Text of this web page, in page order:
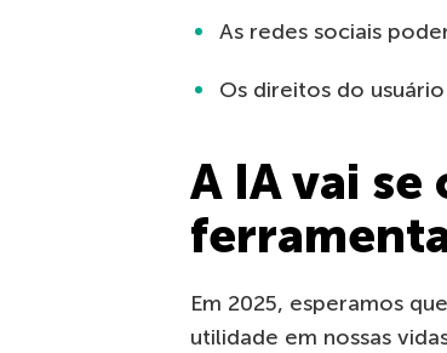
As redes sociais
Os direitos do
A IA vai
Em 2025, esperamos
utilidade em nossas